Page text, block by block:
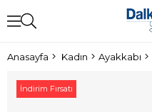
Anasayfa Kadın Ayakkabı
İndirim Fırsatı